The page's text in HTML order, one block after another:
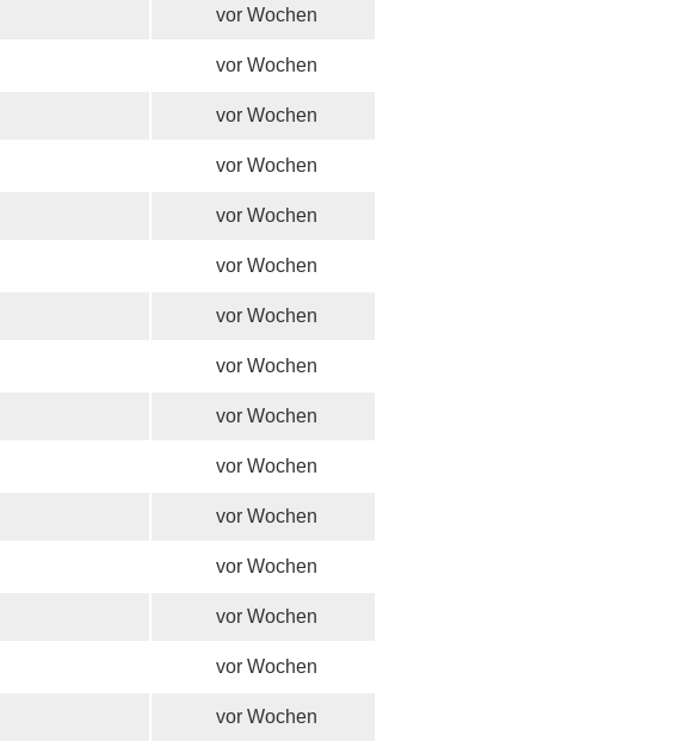
vor Wochen
vor Wochen
vor Wochen
vor Wochen
vor Wochen
vor Wochen
vor Wochen
vor Wochen
vor Wochen
vor Wochen
vor Wochen
vor Wochen
vor Wochen
vor Wochen
vor Wochen